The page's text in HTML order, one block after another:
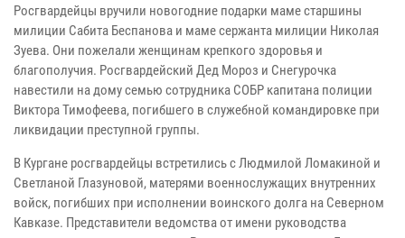
Росгвардейцы вручили новогодние подарки маме старшины
милиции Сабита Беспанова и маме сержанта милиции Николая
Зуева. Они пожелали женщинам крепкого здоровья и
благополучия. Росгвардейский Дед Мороз и Снегурочка
навестили на дому семью сотрудника СОБР капитана полиции
Виктора Тимофеева, погибшего в служебной командировке при
ликвидации преступной группы.
В Кургане росгвардейцы встретились с Людмилой Ломакиной и
Светланой Глазуновой, матерями военнослужащих внутренних
войск, погибших при исполнении воинского долга на Северном
Кавказе. Представители ведомства от имени руководства